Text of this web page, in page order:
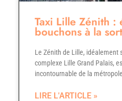
Taxi Lille Zénith :
bouchons à la
Le Zénith de Lille, idéalement
complexe Lille Grand Palais,
incontournable de la
LIRE L'ARTICLE »